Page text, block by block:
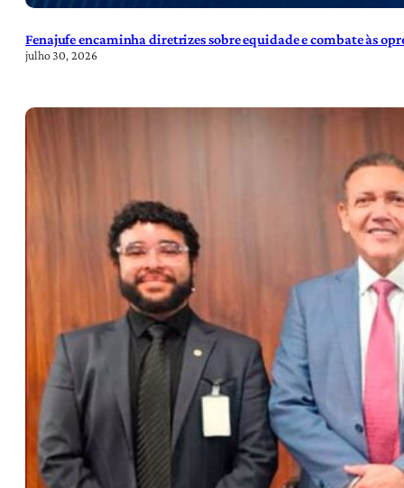
Fenajufe encaminha diretrizes sobre equidade e combate às
julho 30, 2026